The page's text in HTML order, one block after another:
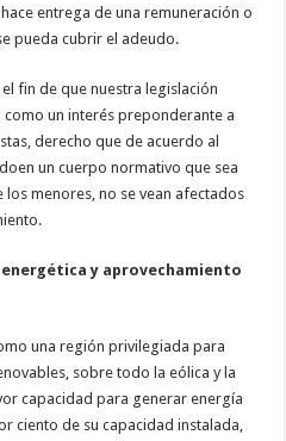
entrega de una remuneración o
pueda cubrir el adeudo.
fin de que nuestra legislación
un interés preponderante a
derecho que de acuerdo al
un cuerpo normativo que sea
menores, no se vean afectados
y aprovechamiento
una región privilegiada para
sobre todo la eólica y la
capacidad para generar energía
ciento de su capacidad instalada,